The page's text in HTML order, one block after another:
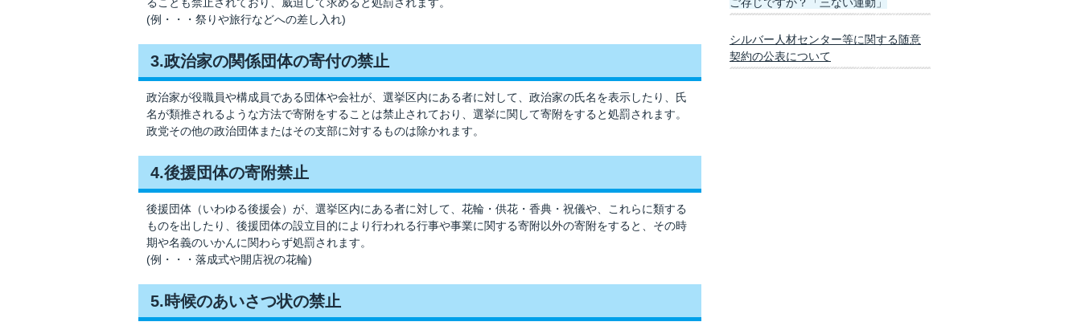
(例・・・祭りや旅行などへの差し入れ)
3.政治家の関係団体の寄付の禁止
政治家が役職員や構成員である団体や会社が、選挙区内にある者に対して、政治家の氏名を表示したり、氏
名が類推されるような方法で寄附をすることは禁止されており、選挙に関して寄附をすると処罰されます。
政党その他の政治団体またはその支部に対するものは除かれます。
4.後援団体の寄附禁止
後援団体（いわゆる後援会）が、選挙区内にある者に対して、花輪・供花・香典・祝儀や、これらに類する
ものを出したり、後援団体の設立目的により行われる行事や事業に関する寄附以外の寄附をすると、その時
期や名義のいかんに関わらず処罰されます。
(例・・・落成式や開店祝の花輪)
5.時候のあいさつ状の禁止
シルバー人材センター等に関する随意
契約の公表について